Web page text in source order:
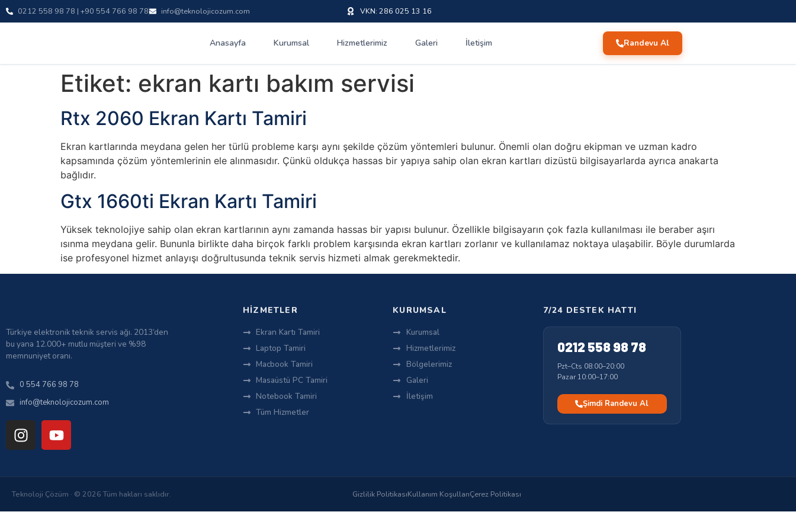
0212 558 98 78 | +90 554 766 98 78 info@teknolojicozum.com VKN: 286 025 13 16
Anasayfa Kurumsal Hizmetlerimiz Galeri İletişim Randevu Al
Etiket: ekran kartı bakım servisi
Rtx 2060 Ekran Kartı Tamiri
Ekran kartlarında meydana gelen her türlü probleme karşı aynı şekilde çözüm yöntemleri bulunur. Önemli olan doğru ekipman ve uzman kadro
kapsamında çözüm yöntemlerinin ele alınmasıdır. Çünkü oldukça hassas bir yapıya sahip olan ekran kartları dizüstü bilgisayarlarda ayrıca anakarta
bağlıdır.
Gtx 1660ti Ekran Kartı Tamiri
Yüksek teknolojiye sahip olan ekran kartlarının aynı zamanda hassas bir yapısı bulunur. Özellikle bilgisayarın çok fazla kullanılması ile beraber aşırı
ısınma meydana gelir. Bununla birlikte daha birçok farklı problem karşısında ekran kartları zorlanır ve kullanılamaz noktaya ulaşabilir. Böyle durumlarda
ise profesyonel hizmet anlayışı doğrultusunda teknik servis hizmeti almak gerekmektedir.
Türkiye elektronik teknik servis ağı. 2013’den
bu yana 12.000+ mutlu müşteri ve %98
memnuniyet oranı.
0 554 766 98 78
info@teknolojicozum.com
HIZMETLER
Ekran Kartı Tamiri
Laptop Tamiri
Macbook Tamiri
Masaüstü PC Tamiri
Notebook Tamiri
Tüm Hizmetler
KURUMSAL
Kurumsal
Hizmetlerimiz
Bölgelerimiz
Galeri
İletişim
7/24 DESTEK HATTI
0212 558 98 78
Pzt–Cts 08:00–20:00
Pazar 10:00–17:00
Şimdi Randevu Al
Teknoloji Çözüm · © 2026 Tüm hakları saklıdır. Gizlilik PolitikasıKullanım KoşullarıÇerez Politikası